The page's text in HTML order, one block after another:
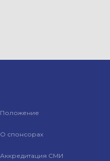
Положение
О спонсорах
Аккредитация СМИ